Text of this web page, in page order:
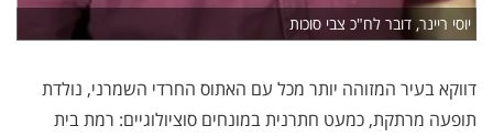
יוסי ריינר, דובר לח"כ צבי סוכות
דווקא בעיר המזוהה יותר מכל עם האתוס החרדי השמרני, נולדת
תופעה מרתקת, כמעט חתרנית במונחים סוציולוגיים: רמת בית